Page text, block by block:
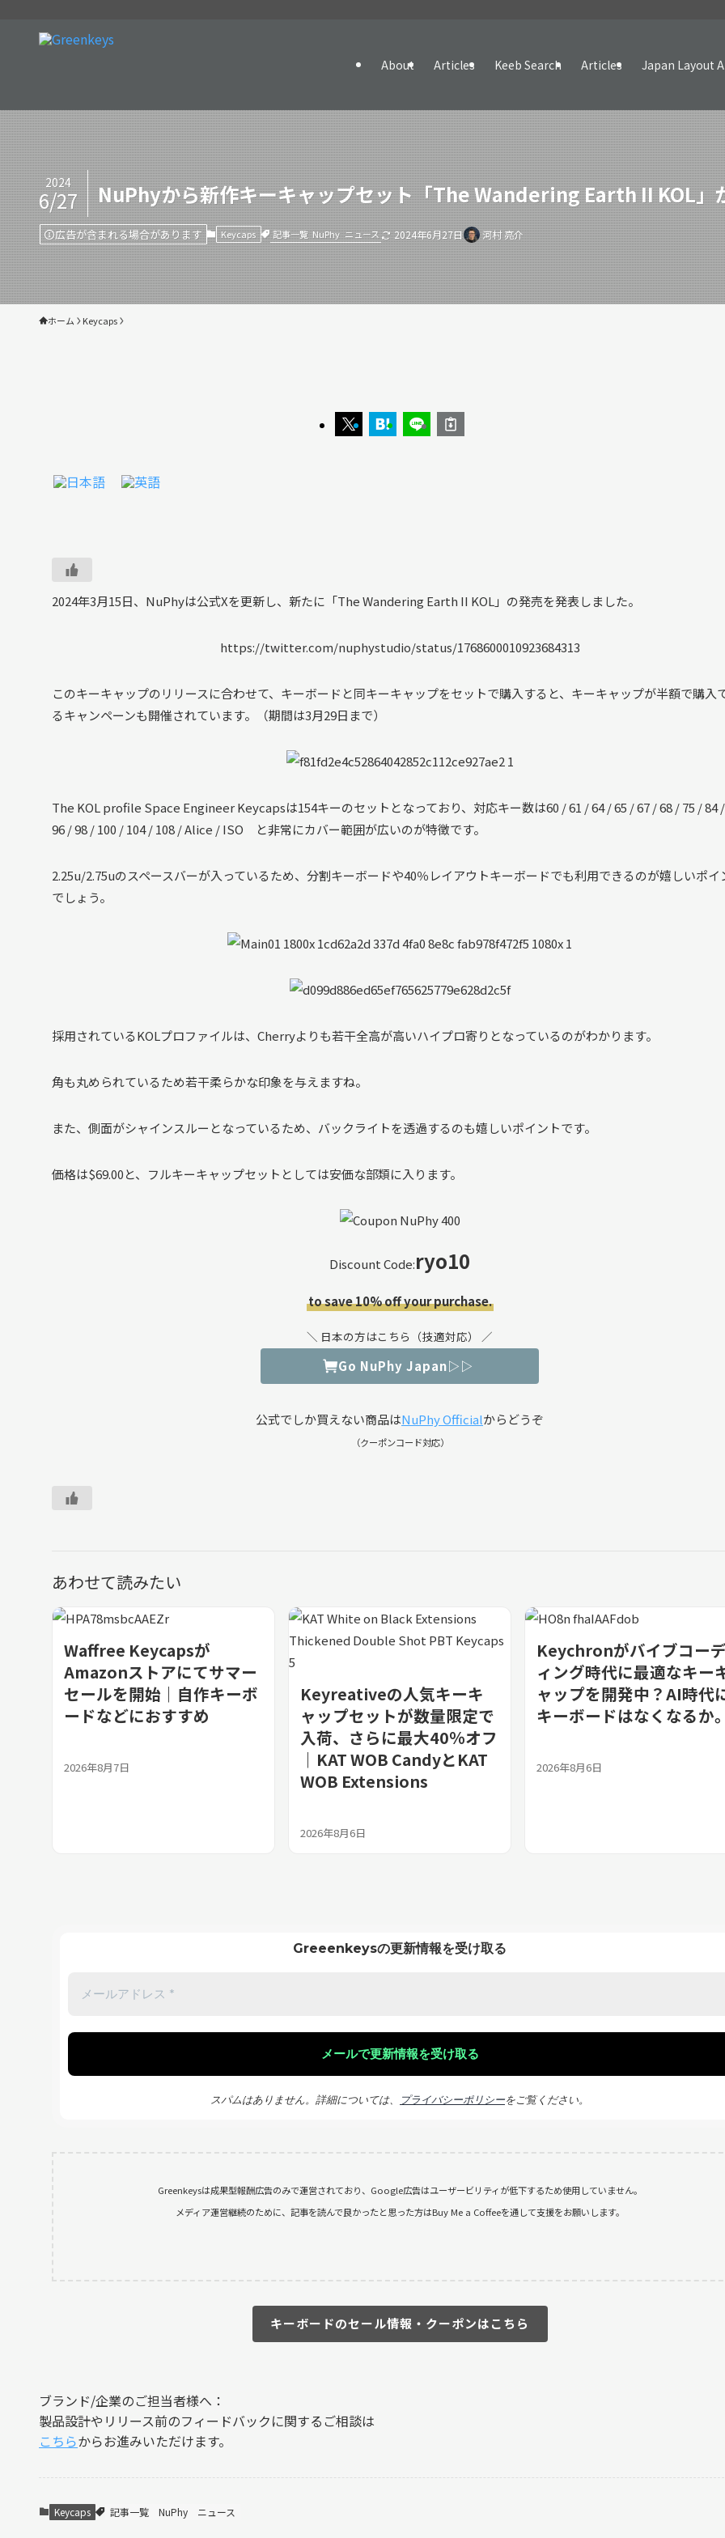
About Articles Keeb Search Articles Japan Layout
NuPhyから新作キーキャップセット「The Wandering Earth II KOL」
2024
6/27
広告が含まれる場合があります Keycaps 記事一覧 NuPhy ニュース 2024年6月27日 河村 亮介
ホーム Keycaps
2024年3月15日、NuPhyは公式Xを更新し、新たに「The Wandering Earth II KOL」の発売を発表しました。
https://twitter.com/nuphystudio/status/1768600010923684313
このキーキャップのリリースに合わせて、キーボードと同キーキャップをセットで購入すると、キーキャップが半額で購入
るキャンペーンも開催されています。（期間は3月29日まで）
The KOL profile Space Engineer Keycapsは154キーのセットとなっており、対応キー数は60 / 61 / 64 / 65 / 67 / 68 / 75 / 84
96 / 98 / 100 / 104 / 108 / Alice / ISO と非常にカバー範囲が広いのが特徴です。
2.25u/2.75uのスペースバーが入っているため、分割キーボードや40％レイアウトキーボードでも利用できるのが嬉しいポイ
でしょう。
採用されているKOLプロファイルは、Cherryよりも若干全高が高いハイプロ寄りとなっているのがわかります。
角も丸められているため若干柔らかな印象を与えますね。
また、側面がシャインスルーとなっているため、バックライトを透過するのも嬉しいポイントです。
価格は$69.00と、フルキーキャップセットとしては安価な部類に入ります。
Discount Code:ryo10
to save 10% off your purchase.
＼ 日本の方はこちら（技適対応） ／
Go NuPhy Japan▷▷
公式でしか買えない商品はNuPhy Officialからどうぞ
（クーポンコード対応）
あわせて読みたい
Waffree Keycapsが
Amazonストアにてサマー
セールを開始｜自作キーボ
ードなどにおすすめ
2026年8月7日
Keyreativeの人気キーキ
ャップセットが数量限定で
入荷、さらに最大40％オフ
｜KAT WOB CandyとKAT
WOB Extensions
2026年8月6日
Keychronがバイブコーデ
ィング時代に最適なキー
ャップを開発中？AI時代
キーボードはなくなるか。
2026年8月6日
Greeenkeysの更新情報を受け取る
スパムはありません。詳細については、 プライバシーポリシーをご覧ください。
Greenkeysは成果型報酬広告のみで運営されており、Google広告はユーザービリティが低下するため使用していません。
メディア運営継続のために、記事を読んで良かったと思った方はBuy Me a Coffeeを通して支援をお願いします。
キーボードのセール情報・クーポンはこちら
ブランド/企業のご担当者様へ：
製品設計やリリース前のフィードバックに関するご相談は
こちらからお進みいただけます。
Keycaps 記事一覧 NuPhy ニュース